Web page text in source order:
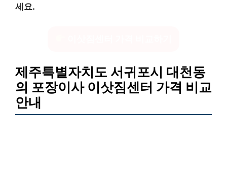
세요.
제주특별자치도 서귀포시 대천동
의 포장이사 이삿짐센터 가격 비교
안내